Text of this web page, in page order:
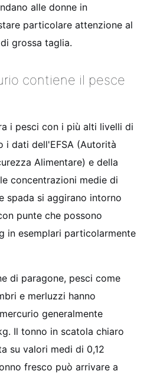
alle donne in
particolare attenzione al
grossa taglia.
contiene il pesce
i pesci con i più alti livelli di
i dati dell'EFSA (Autorità
Alimentare) e della
concentrazioni medie di
spada si aggirano intorno
punte che possono
in esemplari particolarmente
di paragone, pesci come
e merluzzi hanno
generalmente
Il tonno in scatola chiaro
su valori medi di 0,12
fresco può arrivare a